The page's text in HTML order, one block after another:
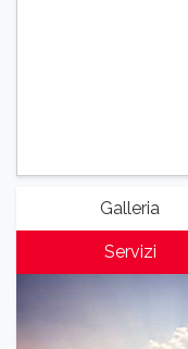
Galleria
Servizi